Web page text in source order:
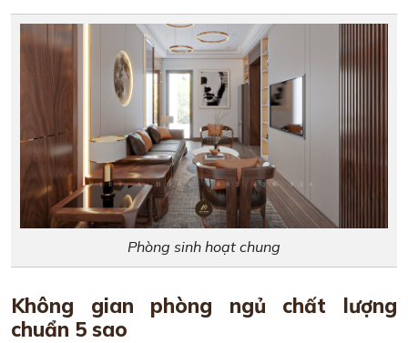
Phòng sinh hoạt chung
Không gian phòng ngủ chất lượng
chuẩn 5 sao